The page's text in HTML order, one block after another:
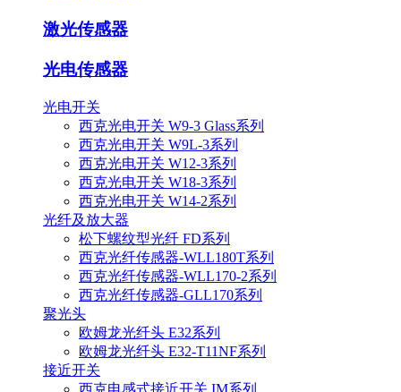
激光传感器
光电传感器
光电开关
西克光电开关 W9-3 Glass系列
西克光电开关 W9L-3系列
西克光电开关 W12-3系列
西克光电开关 W18-3系列
西克光电开关 W14-2系列
光纤及放大器
松下螺纹型光纤 FD系列
西克光纤传感器-WLL180T系列
西克光纤传感器-WLL170-2系列
西克光纤传感器-GLL170系列
聚光头
欧姆龙光纤头 E32系列
欧姆龙光纤头 E32-T11NF系列
接近开关
西克电感式接近开关 IM系列